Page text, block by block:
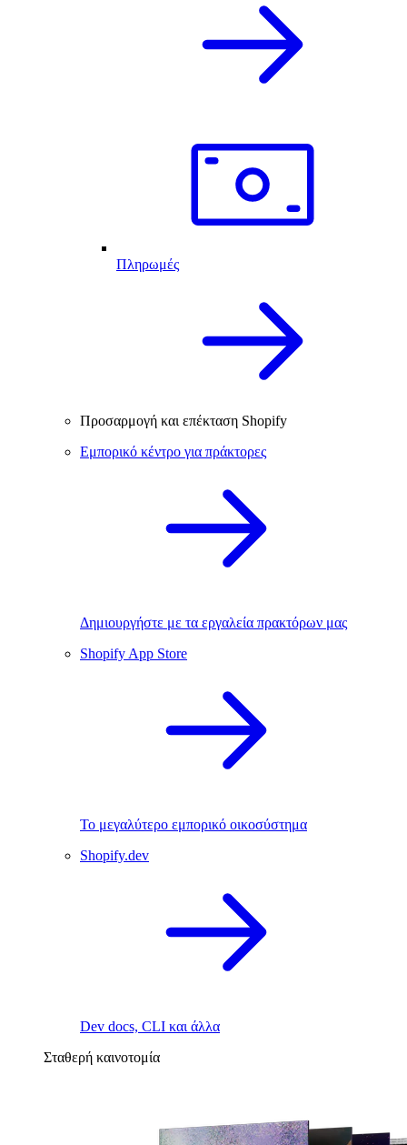
Πληρωμές
Προσαρμογή και επέκταση Shopify
Εμπορικό κέντρο για πράκτορες
Δημιουργήστε με τα εργαλεία πρακτόρων μας
Shopify App Store
Το μεγαλύτερο εμπορικό οικοσύστημα
Shopify.dev
Dev docs, CLI και άλλα
Σταθερή καινοτομία